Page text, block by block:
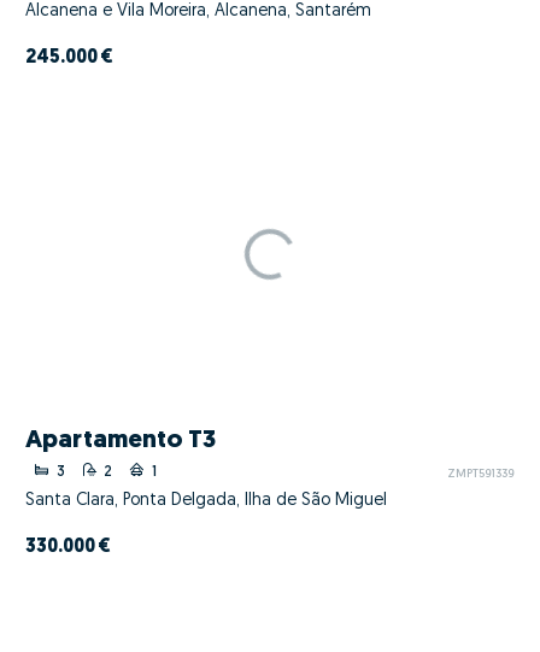
Alcanena e Vila Moreira, Alcanena, Santarém
245.000 €
Apartamento T3
3 2 1 ZMPT591339
Santa Clara, Ponta Delgada, Ilha de São Miguel
330.000 €